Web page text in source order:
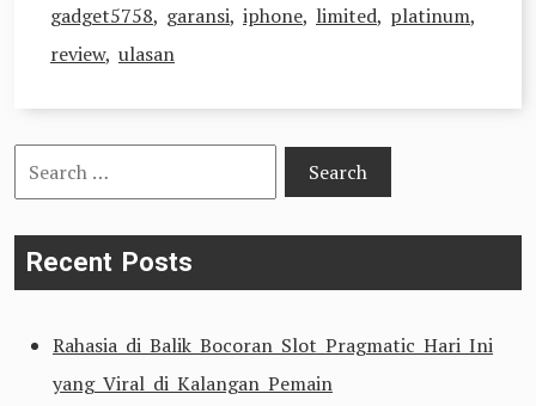
gadget5758, garansi, iphone, limited, platinum,
review, ulasan
Search
for:
Recent Posts
Rahasia di Balik Bocoran Slot Pragmatic Hari Ini
yang Viral di Kalangan Pemain